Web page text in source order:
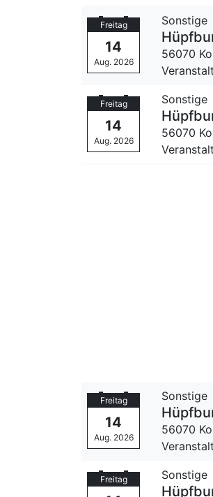
Freitag
14
Aug. 2026
Sonstige
56070
Freitag
14
Aug. 2026
Sonstige
56070
Freitag
14
Aug. 2026
Sonstige
56070
Freitag Sonstige